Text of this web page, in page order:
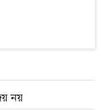
নয়